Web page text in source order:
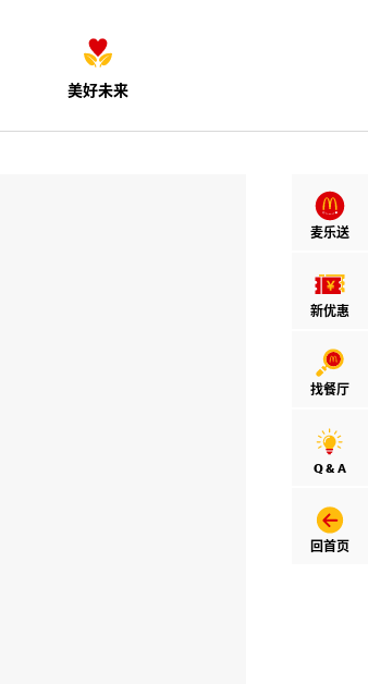
美好未来
麦乐送
新优惠
找餐厅
Q & A
回首页